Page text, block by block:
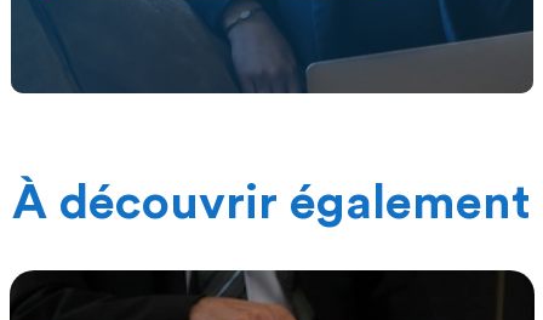
À découvrir également